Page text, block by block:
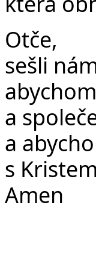
Otče,
sešli
a
a
s
Amen